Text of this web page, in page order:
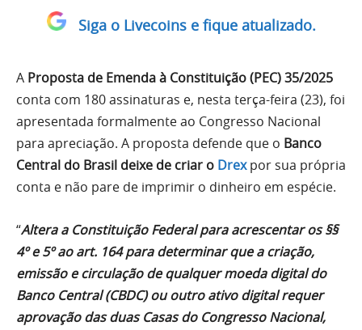
Siga o Livecoins e fique atualizado.
A Proposta de Emenda à Constituição (PEC) 35/2025
conta com 180 assinaturas e, nesta terça-feira (23), foi
apresentada formalmente ao Congresso Nacional
para apreciação. A proposta defende que o Banco
Central do Brasil deixe de criar o Drexpor sua própria
conta e não pare de imprimir o dinheiro em espécie.
“Altera a Constituição Federal para acrescentar os §§
4º e 5º ao art. 164 para determinar que a criação,
emissão e circulação de qualquer moeda digital do
Banco Central (CBDC) ou outro ativo digital requer
aprovação das duas Casas do Congresso Nacional,